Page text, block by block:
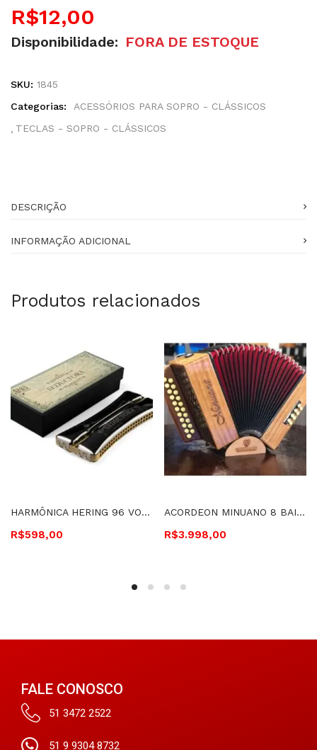
R$12,00
Disponibilidade: FORA DE ESTOQUE
SKU: 1845
Categorias:
ACESSÓRIOS PARA SOPRO - CLÁSSICOS
TECLAS - SOPRO - CLÁSSICOS
DESCRIÇÃO
INFORMAÇÃO ADICIONAL
Produtos relacionados
HARMÔNICA HERING 96 VOZES SEDUTORA DÓ/SOL – 7996-C/G
R$598,00
ACORDEON MINUANO 8 BAIXOS NATURAL COM BAG – 8/21 NT
R$3.998,00
FALE CONOSCO
51 3472 2522
51 9 9304 8732